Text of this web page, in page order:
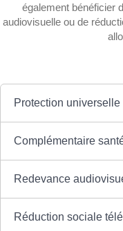
également bénéficier
audiovisuelle ou de
Protection
Complémentaire
Redevance
Réduction sociale